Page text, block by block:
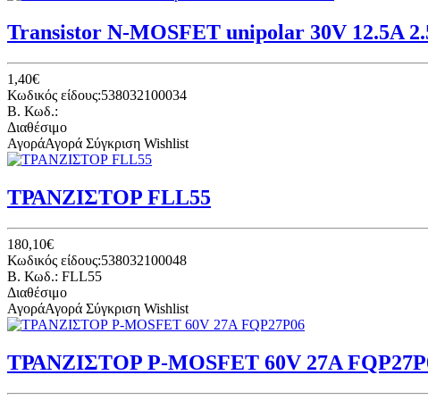
Transistor N-MOSFET unipolar 30V 12.5A
1,40€
Κωδικός είδους:538032100034
B. Κωδ.:
Διαθέσιμο
ΑγοράΑγορά Σύγκριση Wishlist
ΤΡΑΝΖΙΣΤΟΡ FLL55
180,10€
Κωδικός είδους:538032100048
B. Κωδ.: FLL55
Διαθέσιμο
ΑγοράΑγορά Σύγκριση Wishlist
ΤΡΑΝΖΙΣΤΟΡ P-MOSFET 60V 27Α